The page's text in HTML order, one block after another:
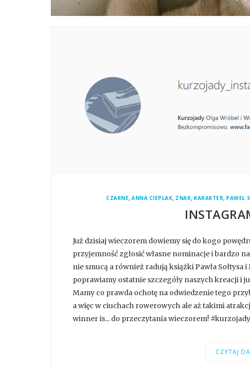
CZARNE,ANNA CIEPLAK, ZNAK, KARAKTER, PAWEŁ
Już dzisiaj wieczorem dowiemy się do kogo
przyjemność zgłosić własne nominacje i bardzo
nie smucą a również radują książki Pawła
poprawiamy ostatnie szczegóły naszych kreacji i
Mamy co prawda ochotę na odwiedzenie tego
a więc w ciuchach rowerowych ale aż takimi
winner is... do przeczytania wieczorem!
CZYTAJ